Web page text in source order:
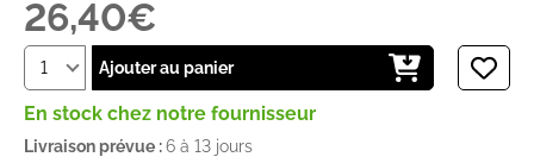
26,40€
Ajouter au panier
En stock chez notre fournisseur
Livraison prévue :6 à 13 jours